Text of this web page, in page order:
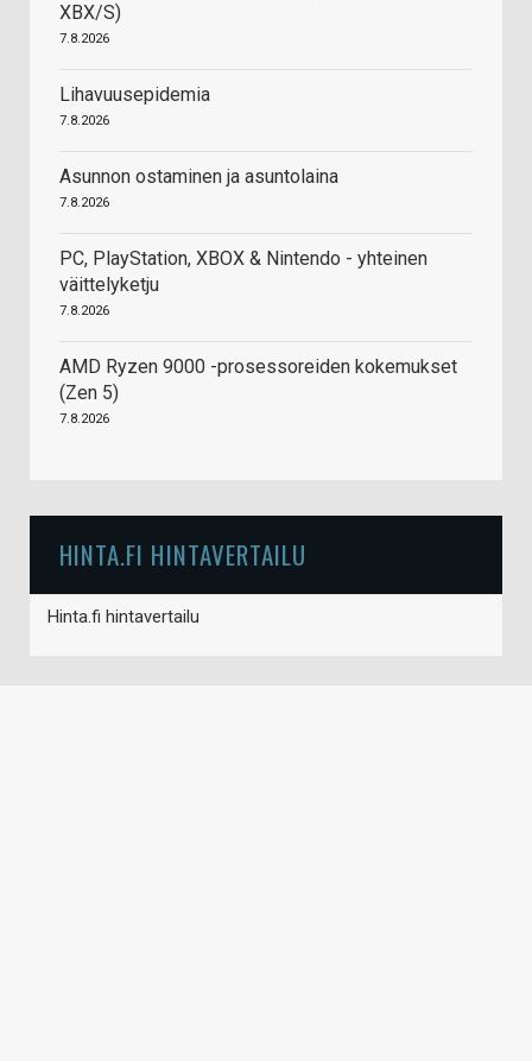
XBX/S)
7.8.2026
Lihavuusepidemia
7.8.2026
Asunnon ostaminen ja asuntolaina
7.8.2026
PC, PlayStation, XBOX & Nintendo - yhteinen
väittelyketju
7.8.2026
AMD Ryzen 9000 -prosessoreiden kokemukset
(Zen 5)
7.8.2026
HINTA.FI HINTAVERTAILU
Hinta.fi hintavertailu